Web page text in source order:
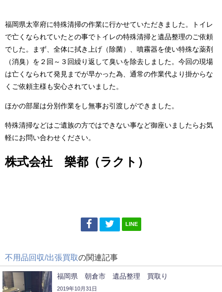
福岡県太宰府に特殊清掃の作業に行かせていただきました。トイレ
で亡くなられていたとの事でトイレの特殊清掃と遺品整理のご依頼
でした。まず、全体に拭き上げ（除菌）、噴霧器を使い特殊な薬剤
（消臭）を２回～３回繰り返して臭いを除去しました。今回の現場
は亡くなられて発見までが早かった為、通常の作業代より掛からな
くご依頼主様も安心されていました。
ほかの部屋は分別作業をし無事お引渡しができました。
特殊清掃などはご遺族の方ではできない事など御座いましたらお気
軽にお問い合わせください。
株式会社 樂都（ラクト）
LINE
不用品回収/出張買取の関連記事
福岡県 朝倉市 遺品整理 買取り
2019年10月31日